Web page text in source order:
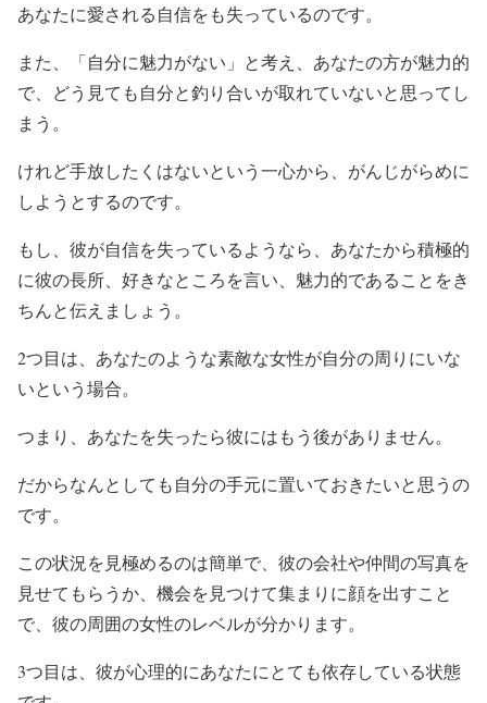
あなたに愛される自信をも失っているのです。
また、「自分に魅力がない」と考え、あなたの方が魅力的
で、どう見ても自分と釣り合いが取れていないと思ってし
まう。
けれど手放したくはないという一心から、がんじがらめに
しようとするのです。
もし、彼が自信を失っているようなら、あなたから積極的
に彼の長所、好きなところを言い、魅力的であることをき
ちんと伝えましょう。
2つ目は、あなたのような素敵な女性が自分の周りにいな
いという場合。
つまり、あなたを失ったら彼にはもう後がありません。
だからなんとしても自分の手元に置いておきたいと思うの
です。
この状況を見極めるのは簡単で、彼の会社や仲間の写真を
見せてもらうか、機会を見つけて集まりに顔を出すこと
で、彼の周囲の女性のレベルが分かります。
3つ目は、彼が心理的にあなたにとても依存している状態